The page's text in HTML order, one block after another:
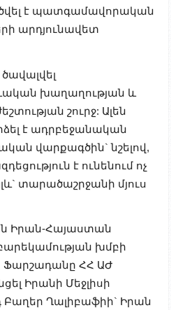
է պատգամավորական
արդյունավետ
խաղաղության և
շուրջ: Ալեն
է ադրբեջանական
վարքագծին` նշելով,
է ունենում ոչ
տարածաշրջանի մյուս
Իրան-Հայաստան
խմբի
Ֆարշադանը ՀՀ ԱԺ
Իրանի Մեջլիսի
Ղալիբաֆիի` Իրան